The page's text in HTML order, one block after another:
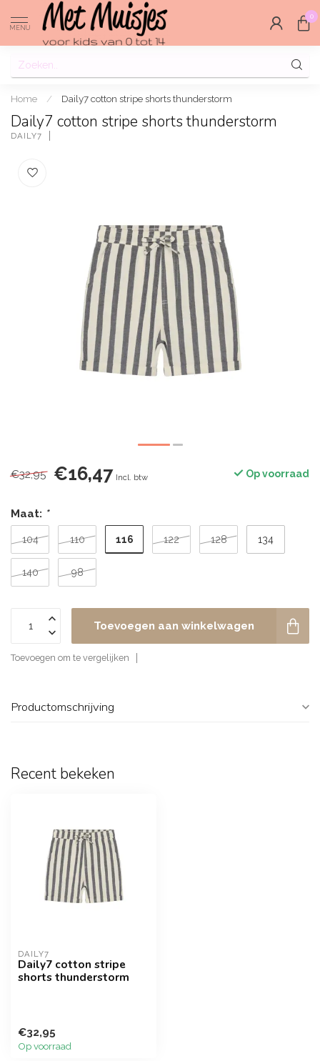
MENU
0
Home / Daily7 cotton stripe shorts thunderstorm
Daily7 cotton stripe shorts thunderstorm
DAILY7
€32,95 €16,47 Incl. btw Op voorraad
Maat: *
104 110 116 122 128 134
140 98
Toevoegen aan winkelwagen
Toevoegen om te vergelijken
Productomschrijving
Recent bekeken
DAILY7
Daily7 cotton stripe
shorts thunderstorm
€32,95
Op voorraad